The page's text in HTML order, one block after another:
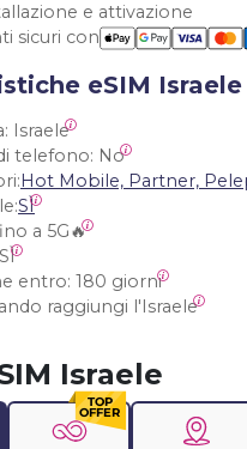
e attivazione
sicuri con
eSIM Israele
Israele
telefono: No
SÌ
a 5G🔥
SÌ
entro: 180 giorni
raggiungi l'Israele
Israele